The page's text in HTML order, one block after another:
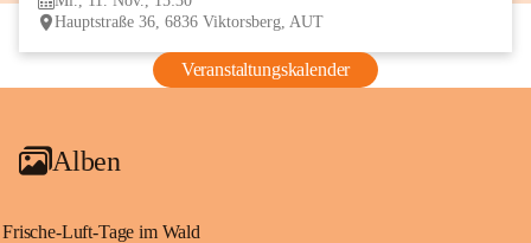
Hauptstraße 36, 6836 Viktorsberg, AUT
Veranstaltungskalender
Alben
Frische-Luft-Tage im Wald